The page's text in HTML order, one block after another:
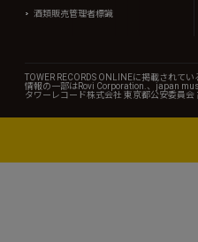
酒類販売管理者標識
TOWER RECORDS ONLINEに掲載されて
情報の一部はRovi Corporation.、japan
タワーレコード株式会社 東京都公安委員